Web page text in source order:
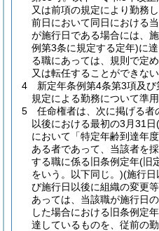
又は前項の規定により勤務
前日において同日における
が施行日である場合には、
例第3条に規定する定年)に
る職にあっては、規則で定
又は転任することができない
4
新定年条例第4条第3項及
規定による勤務について準用
5
任命権者は、次に掲げる者
以後における最初の3月31日
において「特定年齢到達年
ある者であって、当該者を
する職に係る旧条例定年(旧
をいう。以下同じ。)(施行日
び施行日以後に組織の変更
あっては、当該職が施行日
した場合における旧条例定
達しているものを、従前の